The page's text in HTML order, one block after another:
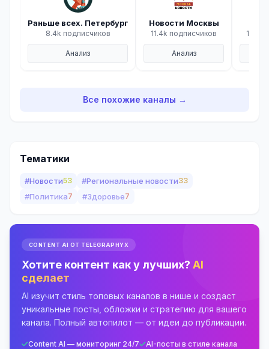
Раньше всех. Петербург
8.4k подписчиков
Анализ
Новости Москвы
11.4k подписчиков
Анализ
15.3k
Все похожие каналы →
Тематики
#Новости53 #Региональные новости33
#Политика7 #Здоровье7
CONTENT AI ОТ TELEGRAPHYX
Хотите контент как у лучших? AI
сделает
AI изучит стиль топовых каналов в нише и создаст
уникальные посты, обложки и стратегию для вашего
канала. Полный автопилот — от идеи до публикации.
Content AI — мониторинг 24/7
AI-посты в стиле канала